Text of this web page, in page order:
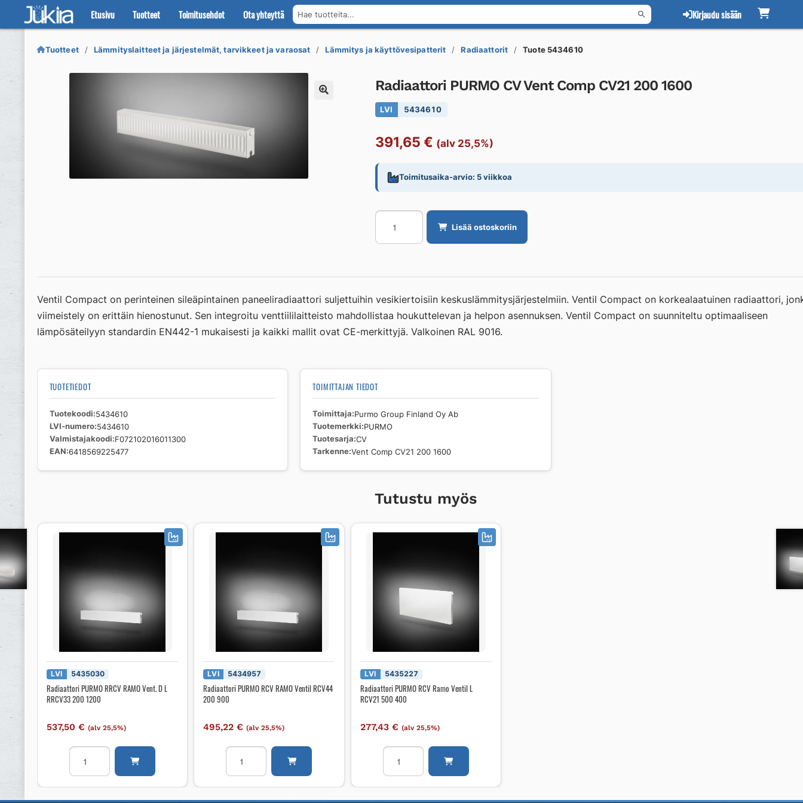
Etusivu Tuotteet Toimitusehdot Ota yhteyttä Hae tuotteita... Kirjaudu sisään
Siirry
navigointiin
Siirry
sisältöön
Tuotteet Lämmityslaitteet ja järjestelmät, tarvikkeet ja varaosat Lämmitys ja käyttövesipatterit Radiaattorit Tuote 5434610
Radiaattori PURMO CV Vent Comp CV21 200 1600
LVI 5434610
391,65 € (alv 25,5%)
Toimitusaika-arvio: 5 viikkoa
Radiaattori
PURMO
CV
Comp
200
1600
määrä
Lisää ostoskoriin
Ventil Compact on perinteinen sileäpintainen paneeliradiaattori suljettuihin vesikiertoisiin keskuslämmitysjärjestelmiin. Ventil Compact on korkealaatuinen radiaattori,
viimeistely on erittäin hienostunut. Sen integroitu venttiililaitteisto mahdollistaa houkuttelevan ja helpon asennuksen. Ventil Compact on suunniteltu optimaaliseen
lämpösäteilyyn standardin EN442-1 mukaisesti ja kaikki mallit ovat CE-merkittyjä. Valkoinen RAL 9016.
TUOTETIEDOT
Tuotekoodi 5434610
LVI-numero 5434610
Valmistajakoodi F072102016011300
EAN 6418569225477
TOIMITTAJAN TIEDOT
Toimittaja Purmo Group Finland Oy Ab
Tuotemerkki PURMO
Tuotesarja CV
Tarkenne Vent Comp CV21 200 1600
Tutustu myös
LVI 5435030
Radiaattori PURMO RRCV RAMO Vent. D L
RRCV33 200 1200
537,50€ (alv 25,5%)
Radiaattori
PURMO
RRCV
LVI 5434957
Radiaattori PURMO RCV RAMO Ventil RCV44
200 900
495,22€ (alv 25,5%)
Radiaattori
PURMO
RCV
LVI 5435227
Radiaattori PURMO RCV Ramo Ventil L
RCV21 500 400
277,43 € (alv 25,5%)
Radiaattori
PURMO
RCV